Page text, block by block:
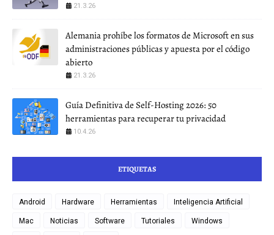
21.3.26
Alemania prohíbe los formatos de Microsoft en sus
administraciones públicas y apuesta por el código
abierto
21.3.26
Guía Definitiva de Self-Hosting 2026: 50
herramientas para recuperar tu privacidad
10.4.26
ETIQUETAS
Android Hardware Herramientas Inteligencia Artificial
Mac Noticias Software Tutoriales Windows